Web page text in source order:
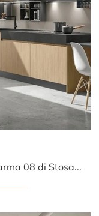
Ottieni informazioni sulla cucina Karma 08 di Stosa: questa soluzione in legno sarà l'acquisto ideale per te!